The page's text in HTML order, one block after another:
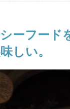
ーフード
しい。